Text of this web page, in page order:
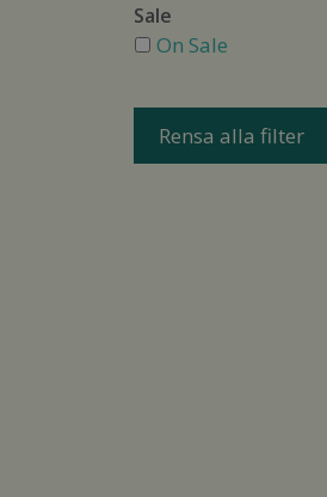
Sale
On Sale
Rensa alla filter